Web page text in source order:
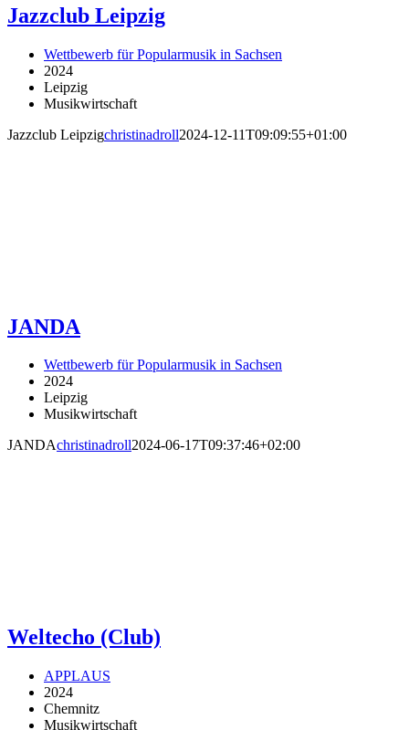
Jazzclub Leipzig
Wettbewerb für Popularmusik in Sachsen
2024
Leipzig
Musikwirtschaft
Jazzclub Leipzigchristinadroll2024-12-11T09:09:55+01:00
JANDA
Wettbewerb für Popularmusik in Sachsen
2024
Leipzig
Musikwirtschaft
JANDAchristinadroll2024-06-17T09:37:46+02:00
Weltecho (Club)
APPLAUS
2024
Chemnitz
Musikwirtschaft